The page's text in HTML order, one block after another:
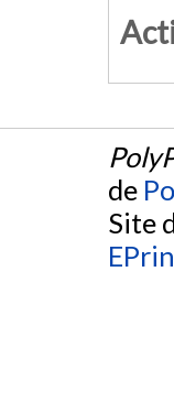
de
Site